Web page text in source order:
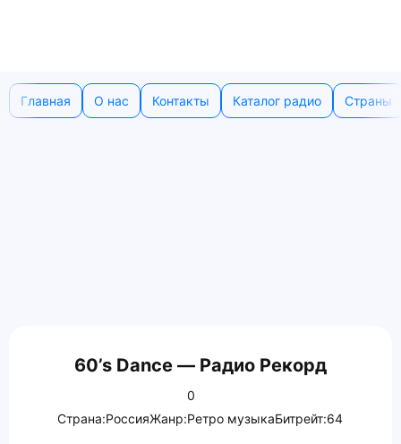
Главная О нас Контакты Каталог радио Страны
60’s Dance — Радио Рекорд
0
Страна:РоссияЖанр:Ретро музыкаБитрейт:64